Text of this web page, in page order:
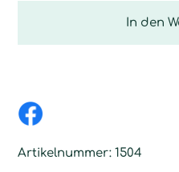
In den
Artikelnummer:1504